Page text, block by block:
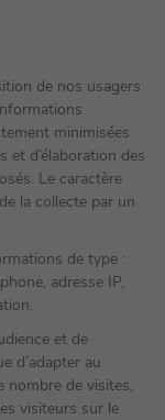
de nos usagers
minimisées
et d’élaboration des
Le caractère
la collecte par un
de type :
adresse IP,
et de
d’adapter au
nombre de visites,
visiteurs sur le